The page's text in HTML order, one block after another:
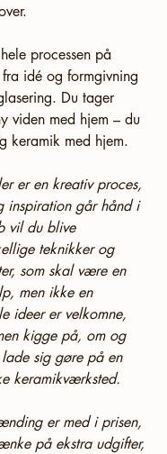
processen på
idé og formgivning
Du tager
viden med hjem – du
keramik med hjem.
er en kreativ proces,
inspiration går hånd i
vil du blive
teknikker og
som skal være en
men ikke en
ideer er velkomne,
kigge på, om og
sig gøre på en
keramikværksted.
er med i prisen,
på ekstra udgifter,